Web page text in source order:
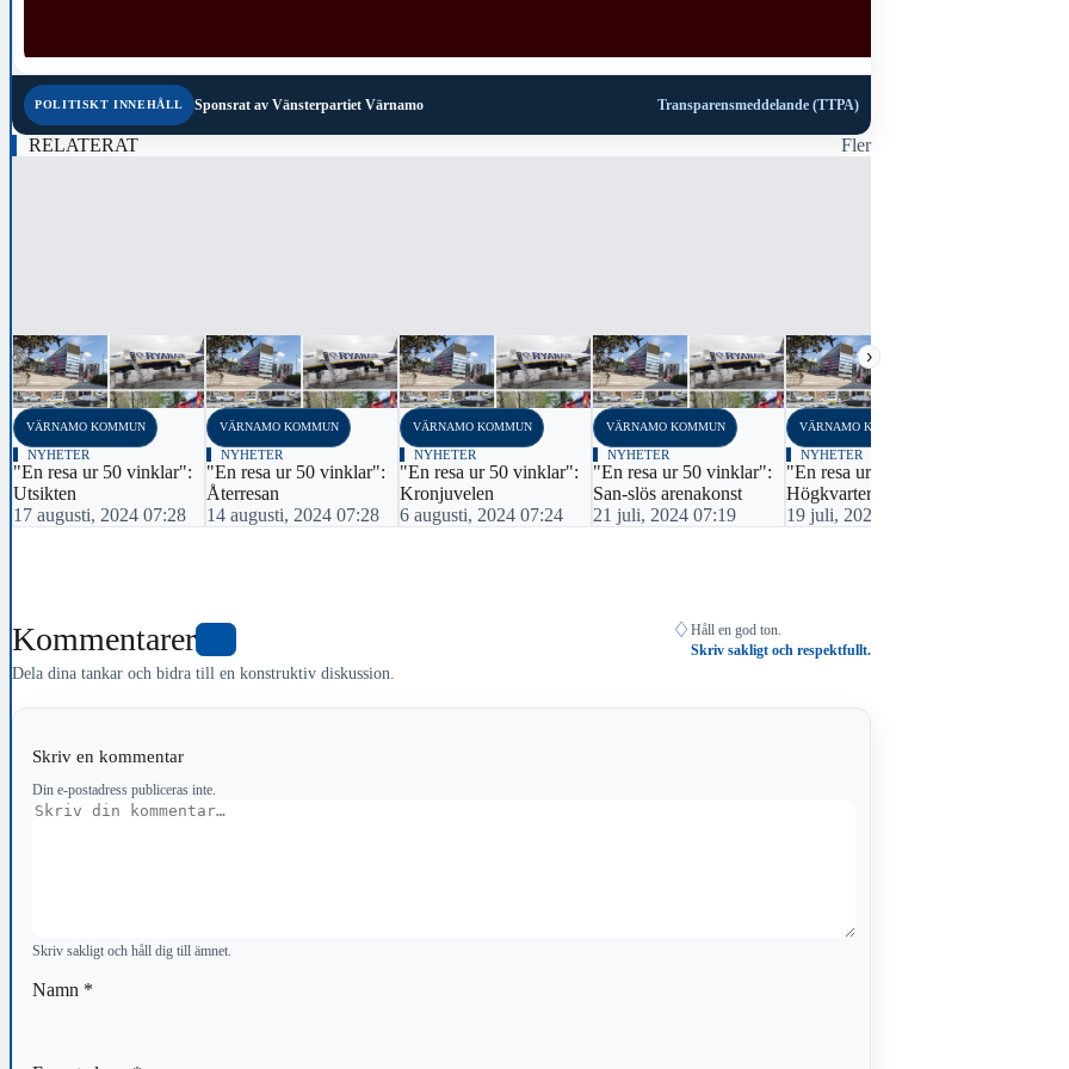
POLITISKT INNEHÅLL Sponsrat av Vänsterpartiet Värnamo Transparensmeddelande (TTPA)
RELATERAT Fler
‹ ›
VÄRNAMO KOMMUN
NYHETER
"En resa ur 50 vinklar":
Utsikten
17 augusti, 2024 07:28
VÄRNAMO KOMMUN
NYHETER
"En resa ur 50 vinklar":
Återresan
14 augusti, 2024 07:28
VÄRNAMO KOMMUN
NYHETER
"En resa ur 50 vinklar":
Kronjuvelen
6 augusti, 2024 07:24
VÄRNAMO KOMMUN
NYHETER
"En resa ur 50 vinklar":
San-slös arenakonst
21 juli, 2024 07:19
VÄRNAMO KOMMUN
NYHETER
"En resa ur 50 vinklar":
Högkvarteret
19 juli, 2024 07:11
Kommentarer
Dela dina tankar och bidra till en konstruktiv diskussion.
♢ Håll en god ton.
Skriv sakligt och respektfullt.
Skriv en kommentar
Din e-postadress publiceras inte.
Kommentar
Skriv sakligt och håll dig till ämnet.
Namn *